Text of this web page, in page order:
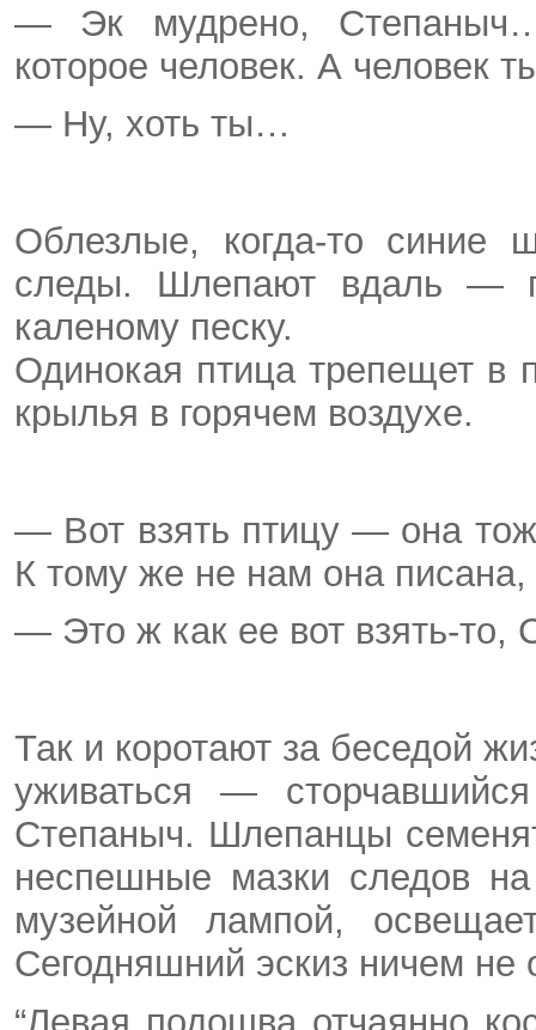
— Эк мудрено,
которое человек. А человек
— Ну, хоть ты…
Облезлые, когда-то синие
следы. Шлепают вдаль —
каленому песку.
Одинокая птица трепещет в
крылья в горячем воздухе.
— Вот взять птицу — она
К тому же не нам она
— Это ж как ее вот взять-
Так и коротают за беседой
уживаться —
Степаныч. Шлепанцы
неспешные мазки следов
музейной лампой,
Сегодняшний эскиз ничем не